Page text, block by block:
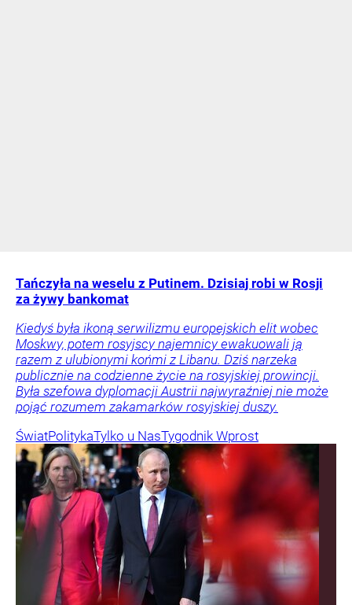
Tańczyła na weselu z Putinem. Dzisiaj robi w Rosji
za żywy bankomat
Kiedyś była ikoną serwilizmu europejskich elit wobec
Moskwy, potem rosyjscy najemnicy ewakuowali ją
razem z ulubionymi końmi z Libanu. Dziś narzeka
publicznie na codzienne życie na rosyjskiej prowincji.
Była szefowa dyplomacji Austrii najwyraźniej nie może
pojąć rozumem zakamarków rosyjskiej duszy.
ŚwiatPolitykaTylko u NasTygodnik Wprost